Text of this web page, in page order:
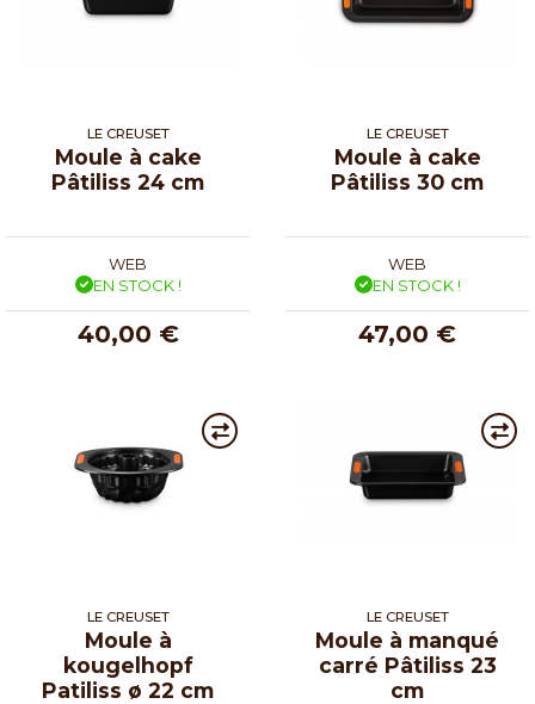
LE CREUSET
Moule à cake
Pâtiliss 24 cm
WEB
EN STOCK !
40,00 €
LE CREUSET
Moule à cake
Pâtiliss 30 cm
WEB
EN STOCK !
47,00 €
LE CREUSET
Moule à
kougelhopf
Patiliss ø 22 cm
LE CREUSET
Moule à manqué
carré Pâtiliss 23
cm